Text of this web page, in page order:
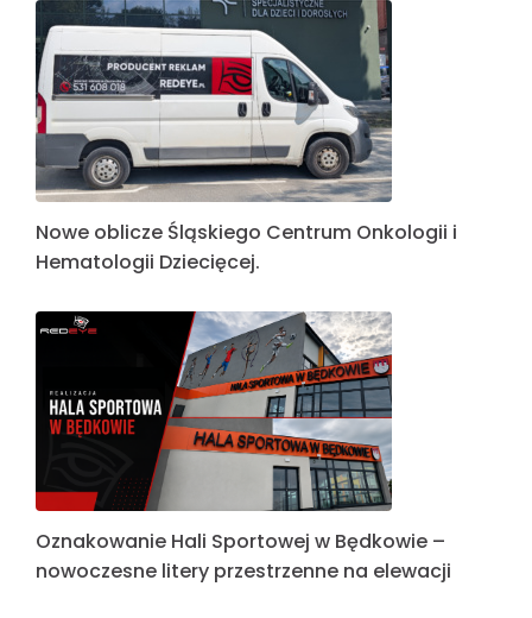
Nowe oblicze Śląskiego Centrum Onkologii i
Hematologii Dziecięcej.
Oznakowanie Hali Sportowej w Będkowie –
nowoczesne litery przestrzenne na elewacji